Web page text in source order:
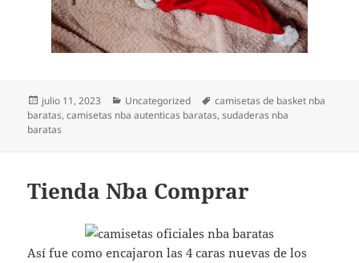
Publicado
el
julio 11, 2023 Categorías
Uncategorized Etiquetas
camisetas de basket nba
baratas,camisetas nba autenticas baratas,sudaderas nba
baratas
Tienda Nba Comprar
Así fue como encajaron las 4 caras nuevas de los